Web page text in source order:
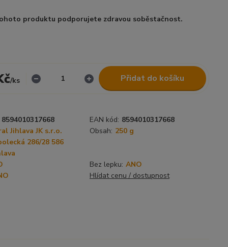
produktu podporujete zdravou soběstačnost.
/ks Přidat do košíku
8594010317668 EAN kód: 8594010317668
Jihlava JK s.r.o.
286/28 586
Obsah: 250 g
Bez lepku: ANO
Hlídat cenu / dostupnost